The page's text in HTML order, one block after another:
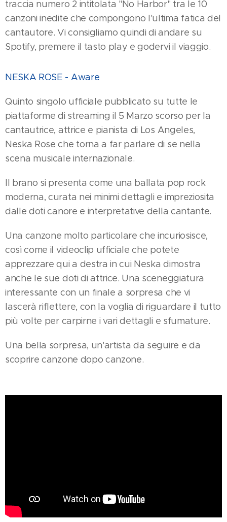
traccia numero 2 intitolata "No Harbor" tra le 10
canzoni inedite che compongono l'ultima fatica del
cantautore. Vi consigliamo quindi di andare su
Spotify, premere il tasto play e godervi il viaggio.
NESKA ROSE - Aware
Quinto singolo ufficiale pubblicato su tutte le
piattaforme di streaming il 5 Marzo scorso per la
cantautrice, attrice e pianista di Los Angeles,
Neska Rose che torna a far parlare di se nella
scena musicale internazionale.
Il brano si presenta come una ballata pop rock
moderna, curata nei minimi dettagli e impreziosita
dalle doti canore e interpretative della cantante.
Una canzone molto particolare che incuriosisce,
così come il videoclip ufficiale che potete
apprezzare qui a destra in cui Neska dimostra
anche le sue doti di attrice. Una sceneggiatura
interessante con un finale a sorpresa che vi
lascerà riflettere, con la voglia di riguardare il tutto
più volte per carpirne i vari dettagli e sfumature.
Una bella sorpresa, un'artista da seguire e da
scoprire canzone dopo canzone.